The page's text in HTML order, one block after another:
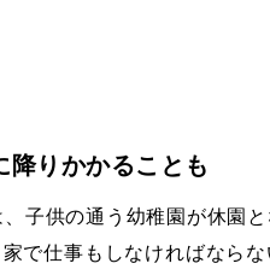
降りかかることも
子供の通う幼稚園が休園
で仕事もしなければなら